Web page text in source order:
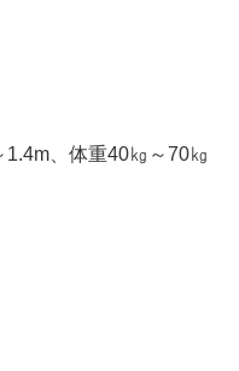
、体重40㎏～70㎏